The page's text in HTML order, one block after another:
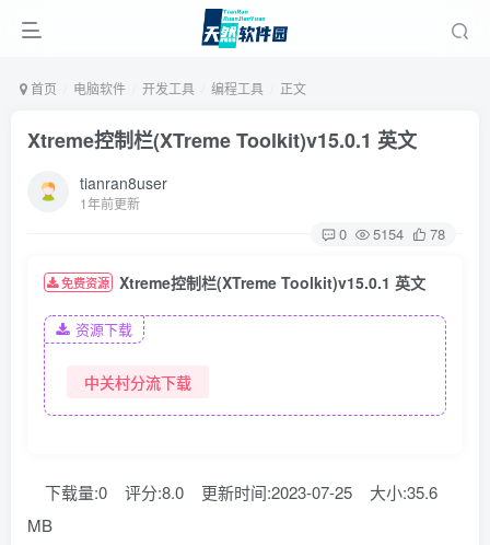
首页 电脑软件 开发工具 编程工具 正文
Xtreme控制栏(XTreme Toolkit)v15.0.1 英文
tianran8user
1年前更新
0 5154 78
免费资源 Xtreme控制栏(XTreme Toolkit)v15.0.1 英文
资源下载
中关村分流下载
下载量:0 评分:8.0 更新时间:2023-07-25
大小:35.6
MB